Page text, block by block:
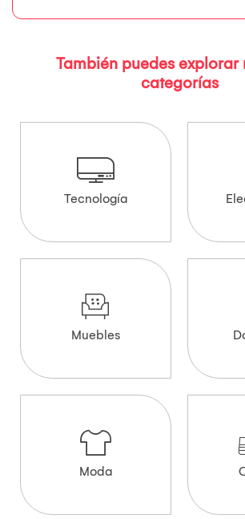
También puedes explorar
categorías
Tecnología
Muebles
Moda